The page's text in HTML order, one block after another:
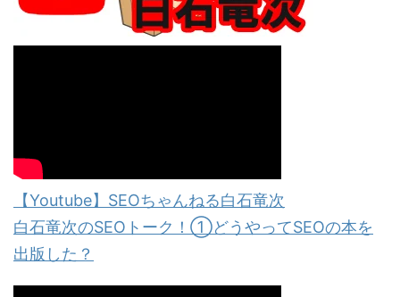
【Youtube】SEOちゃんねる白石竜次
白石竜次のSEOトーク！①どうやってSEOの本を
出版した？